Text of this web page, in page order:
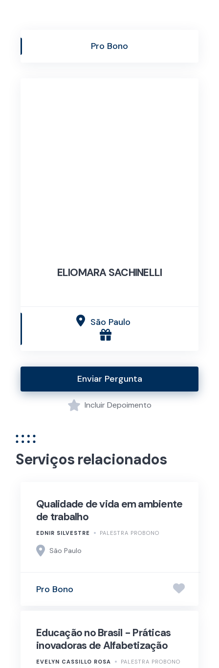
Pro Bono
ELIOMARA SACHINELLI
São Paulo
Enviar Pergunta
Incluir Depoimento
Serviços relacionados
Qualidade de vida em ambiente
de trabalho
EDNIR SILVESTRE PALESTRA PROBONO
São Paulo
Pro Bono
Educação no Brasil - Práticas
inovadoras de Alfabetização
EVELYN CASSILLO ROSA PALESTRA PROBONO